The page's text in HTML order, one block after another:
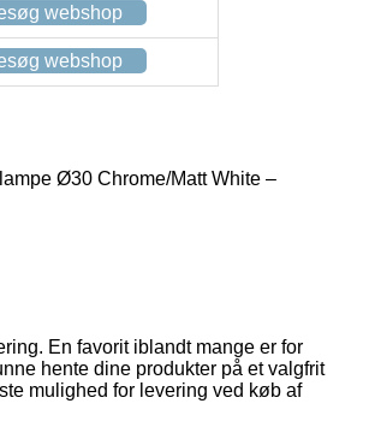
webshop
webshop
Ø30 Chrome/Matt White –
En favorit iblandt mange er for
hente dine produkter på et valgfrit
mulighed for levering ved køb af